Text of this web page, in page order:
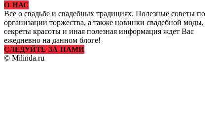
О НАС
Все о свадьбе и свадебных традициях. Полезные советы по
организации торжества, а также новинки свадебной моды,
секреты красоты и иная полезная информация ждет Вас
ежедневно на данном блоге!
СЛЕДУЙТЕ ЗА НАМИ
© Milinda.ru